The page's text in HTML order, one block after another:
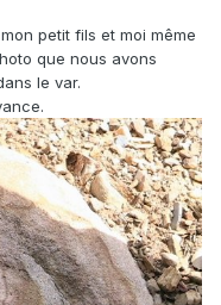
petit fils et moi même
que nous avons
le var.